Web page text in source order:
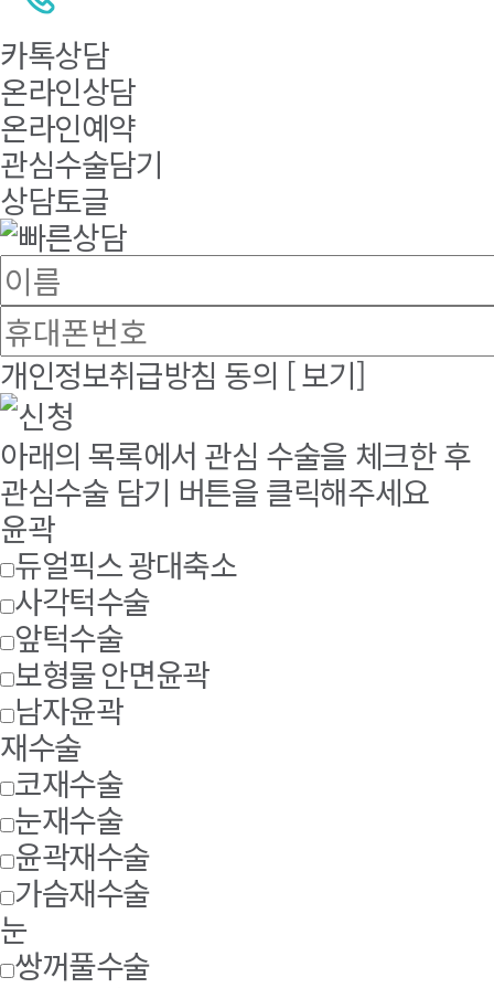
카톡상담
온라인상담
온라인예약
관심수술담기
상담토글
개인정보취급방침 동의 [ 보기]
아래의 목록에서 관심 수술을 체크한 후
관심수술 담기 버튼을 클릭해주세요
윤곽
듀얼픽스 광대축소
사각턱수술
앞턱수술
보형물 안면윤곽
남자윤곽
재수술
코재수술
눈재수술
윤곽재수술
가슴재수술
눈
쌍꺼풀수술